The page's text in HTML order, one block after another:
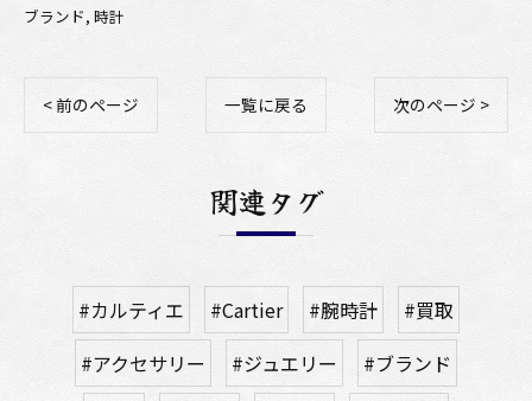
ブランド 時計
< 前のページ 一覧に戻る 次のページ >
関連タグ
#カルティエ #Cartier #腕時計
#買取
#アクセサリー
#ジュエリー
#ブランド